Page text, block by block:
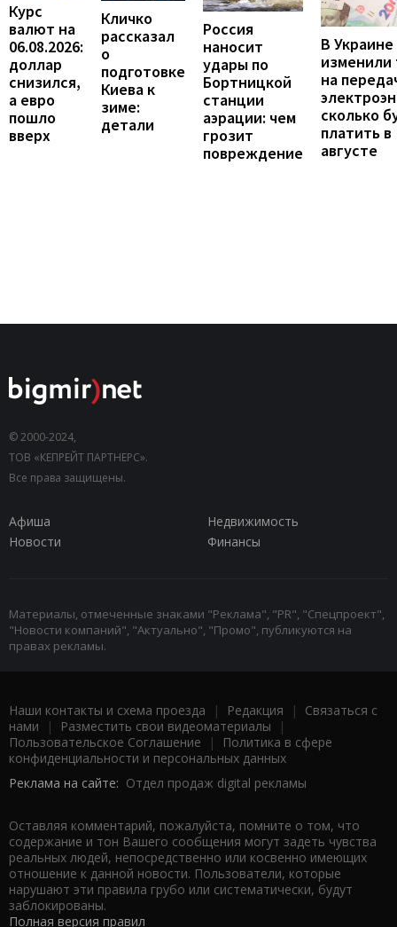
Курс
валют на
06.08.2026:
доллар
снизился,
а евро
пошло
вверх
Кличко
рассказал
о
подготовке
Киева к
зиме:
детали
Россия
наносит
удары по
Бортницкой
станции
аэрации: чем
грозит
повреждение
В Украине
на
сколько
платить в
августе
© 2000-2024,
ТОВ «КЕПРЕЙТ ПАРТНЕРС».
Все права защищены.
Афиша
Недвижимость
Новости
Финансы
Материалы, отмеченные знаками "Реклама", "PR", "Спецпроект",
"Новости компаний", "Актуально", "Промо", публикуются на
правах рекламы.
Наши контакты и схема проезда | Редакция | Связаться с
нами | Разместить свои видеоматериалы |
Пользовательское Соглашение |
Политика в сфере
конфиденциальности и персональных данных
Реклама на сайте: Отдел продаж digital рекламы
Оставляя комментарий, пожалуйста, помните о том, что
содержание и тон Вашего сообщения могут задеть чувства
реальных людей, непосредственно или косвенно имеющих
отношение к данной новости. Пользователи, которые
нарушают эти правила грубо или систематически, будут
заблокированы.
Полная версия правил